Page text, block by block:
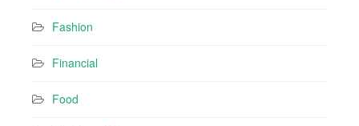
Fashion
Financial
Food